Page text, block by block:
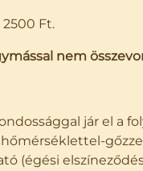
Ft.
nem
jár el a
(égési